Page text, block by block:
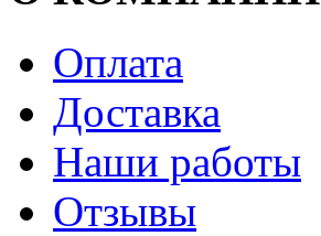
Оплата
Доставка
Наши работы
Отзывы